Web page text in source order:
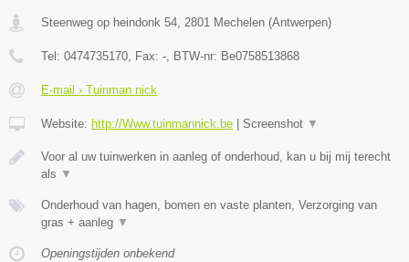
Steenweg op heindonk 54, 2801 Mechelen (Antwerpen)
Tel: 0474735170, Fax: -, BTW-nr: Be0758513868
E-mail › Tuinman nick
Website: http://Www.tuinmannick.be Screenshot ▼
Voor al uw tuinwerken in aanleg of onderhoud, kan u bij mij terecht
als ▼
Onderhoud van hagen, bomen en vaste planten, Verzorging van
gras + aanleg ▼
Openingstijden onbekend